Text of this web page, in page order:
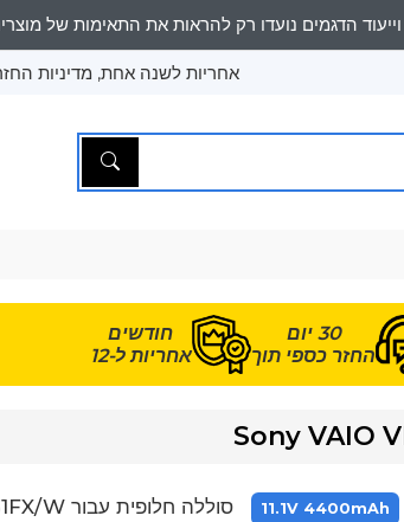
אחריות לשנה אחת, מדיניות
30 יום
החזר כספי תוך
חודשים
אחריות ל-12
11.1V 4400mAh סוללה חלופית עבור Sony VAIO VPCSB31FX/W